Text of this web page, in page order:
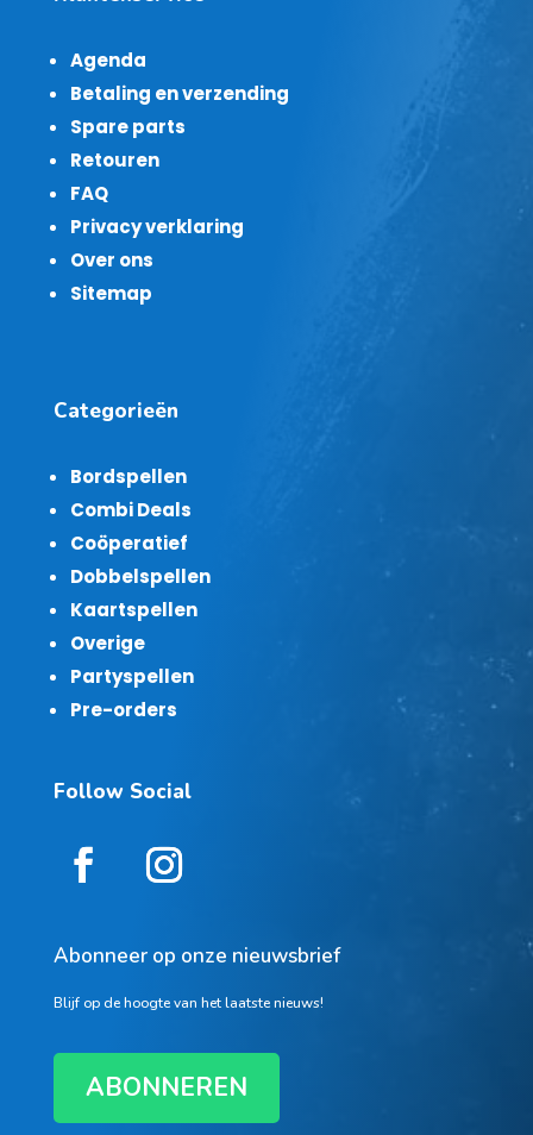
Agenda
Betaling en verzending
Spare parts
Retouren
FAQ
Privacy verklaring
Over ons
Sitemap
Categorieën
Bordspellen
Combi Deals
Coöperatief
Dobbelspellen
Kaartspellen
Overige
Partyspellen
Pre-orders
Follow Social
Abonneer op onze nieuwsbrief
Blijf op de hoogte van het laatste nieuws!
ABONNEREN